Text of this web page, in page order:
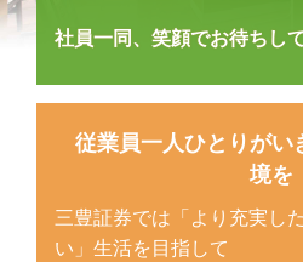
社員一同、笑顔でお待ちし
従業員一人ひとりがい
境を
三豊証券では「より充実し
い」生活を目指して